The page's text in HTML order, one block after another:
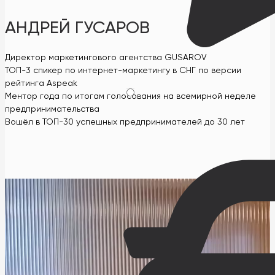
АНДРЕЙ ГУСАРОВ
Директор маркетингового агентства GUSAROV
ТОП-3 спикер по интернет-маркетингу в СНГ по версии
рейтинга Aspeak
Ментор года по итогам голосования на всемирной неделе
предпринимательства
Вошёл в ТОП-30 успешных предпринимателей до 30 лет